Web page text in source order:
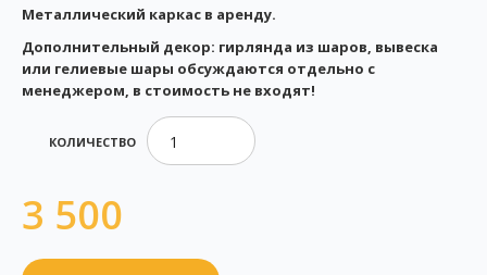
Металлический каркас в аренду.
Дополнительный декор: гирлянда из шаров, вывеска
или гелиевые шары обсуждаются отдельно с
менеджером, в стоимость не входят!
КОЛИЧЕСТВО
3 500